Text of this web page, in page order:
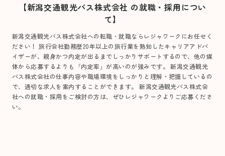
【新潟交通観光バス株式会社 の就職・採用につい
て】
新潟交通観光バス株式会社への転職・就職ならレジャワークにお任せく
ださい！ 旅行会社勤務歴20年以上の旅行業を熟知したキャリアアドバ
イザーが、親身かつ内定が出るまでしっかりサポートするので、他の媒
体から応募するよりも「内定率」が高いのが強みです。 新潟交通観光
バス株式会社の仕事内容や職場環境をしっかりと理解・把握しているの
で、適切な求人を案内することができます。 新潟交通観光バス株式会
社への就職・採用をご検討の方は、ぜひレジャワークよりご応募くださ
い。